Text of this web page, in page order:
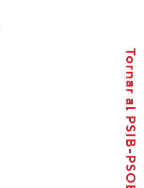
Tornar al PSIB-PSOE